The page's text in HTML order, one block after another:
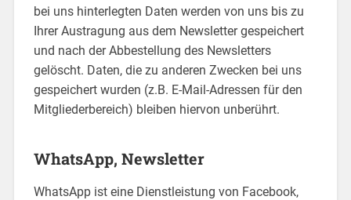
bei uns hinterlegten Daten werden von uns bis zu
Ihrer Austragung aus dem Newsletter gespeichert
und nach der Abbestellung des Newsletters
gelöscht. Daten, die zu anderen Zwecken bei uns
gespeichert wurden (z.B. E-Mail-Adressen für den
Mitgliederbereich) bleiben hiervon unberührt.
WhatsApp, Newsletter
WhatsApp ist eine Dienstleistung von Facebook,